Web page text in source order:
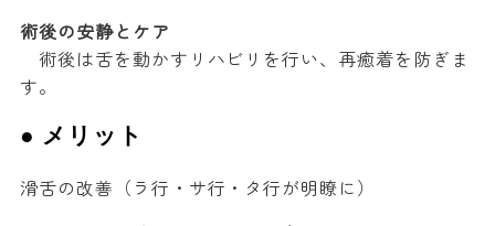
術後の安静とケア
術後は舌を動かすリハビリを行い、再癒着を防ぎま
す。
● メリット
滑舌の改善（ラ行・サ行・タ行が明瞭に）